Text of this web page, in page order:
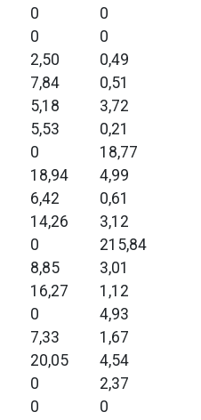
0
0
0
0
2,50
0,49
7,84
0,51
5,18
3,72
5,53
0,21
0
18,77
18,94
4,99
6,42
0,61
14,26
3,12
0
215,84
8,85
3,01
16,27
1,12
0
4,93
7,33
1,67
20,05
4,54
0
2,37
0
0